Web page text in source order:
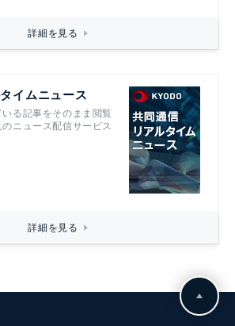
詳細を見る
イムニュース
る記事をそのまま閲覧
ニュース配信サービス
詳細を見る